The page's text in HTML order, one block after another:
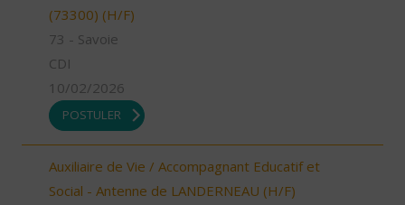
(73300) (H/F)
73 - Savoie
CDI
10/02/2026
POSTULER
Auxiliaire de Vie / Accompagnant Educatif et
Social - Antenne de LANDERNEAU (H/F)